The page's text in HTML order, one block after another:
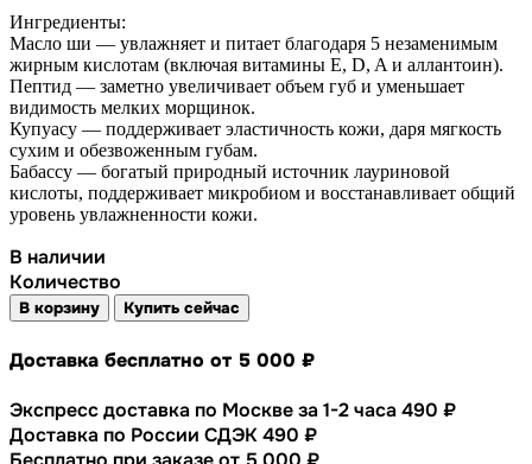
Ингредиенты:
Масло ши — увлажняет и питает благодаря 5 незаменимым
жирным кислотам (включая витамины E, D, A и аллантоин).
Пептид — заметно увеличивает объем губ и уменьшает
видимость мелких морщинок.
Купуасу — поддерживает эластичность кожи, даря мягкость
сухим и обезвоженным губам.
Бабассу — богатый природный источник лауриновой
кислоты, поддерживает микробиом и восстанавливает общий
уровень увлажненности кожи.
В наличии
Количество
В корзину Купить сейчас
Доставка бесплатно от 5 000 ₽
Экспресс доставка по Москве за 1-2 часа 490 ₽
Доставка по России СДЭК 490 ₽